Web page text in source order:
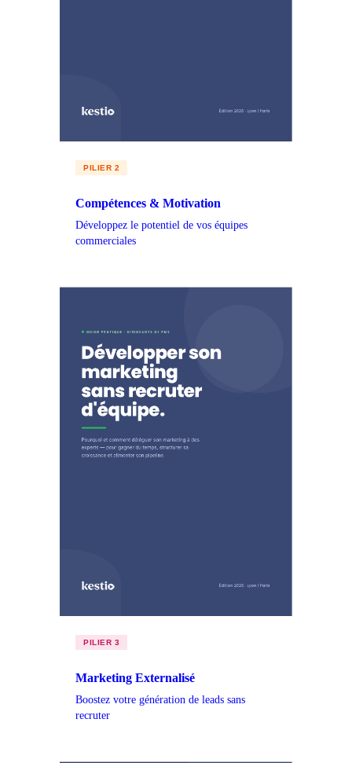
PILIER 2
Compétences & Motivation
Développez le potentiel de vos équipes
commerciales
PILIER 3
Marketing Externalisé
Boostez votre génération de leads sans
recruter